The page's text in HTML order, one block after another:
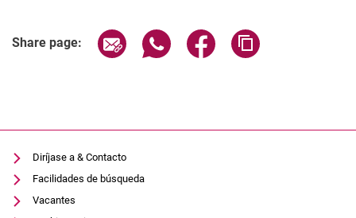
Share page: Share page via email
Share page via WhatsApp
Share page via
Diríjase a & Contacto
Facilidades de búsqueda
Vacantes